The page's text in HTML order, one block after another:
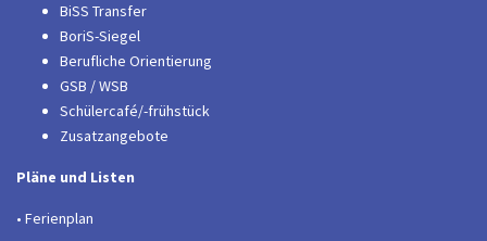
BiSS Transfer
BoriS-Siegel
Berufliche Orientierung
GSB / WSB
Schülercafé/-frühstück
Zusatzangebote
Pläne und Listen
• Ferienplan